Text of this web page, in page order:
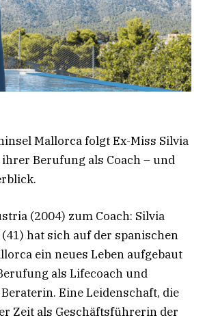
Mallorca folgt Ex-Miss Silvia
Berufung als Coach – und
(2004) zum Coach: Silvia
hat sich auf der spanischen
ein neues Leben aufgebaut
als Lifecoach und
Eine Leidenschaft, die
Zeit als Geschäftsführerin der